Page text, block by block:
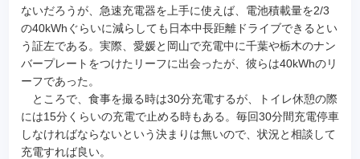
ないだろうが、急速充電器を上手に使えば、電池積載量を2/3
の40kWhぐらいに減らしても日本中長距離ドライブできるとい
う証左である。実際、愛媛と岡山で充電中に千葉や栃木のナン
バープレートをつけたリーフに出会ったが、彼らは40kWhのリ
ーフであった。
ところで、食事を撮る時は30分充電するが、トイレ休憩の際
には15分くらいの充電で止める時もある。毎回30分間充電停車
しなければならないという決まりは無いので、状況と相談して
充電すれば良い。